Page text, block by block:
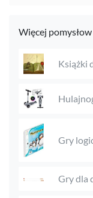
Więcej
Książki
Gry
Gry dla